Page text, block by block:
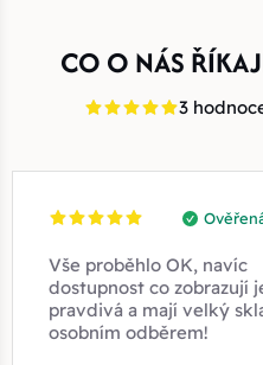
CO O NÁS
3
Vše proběhlo OK, navíc
dostupnost co zobrazují
pravdivá a mají velký
osobním odběrem!